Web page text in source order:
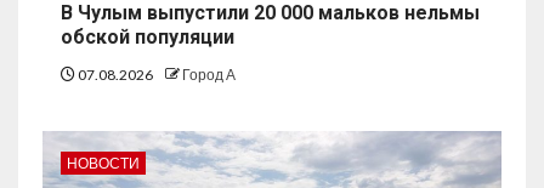
В Чулым выпустили 20 000 мальков нельмы
обской популяции
07.08.2026 Город А
НОВОСТИ